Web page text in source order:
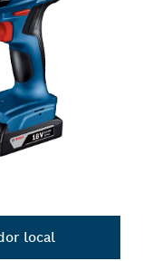
local